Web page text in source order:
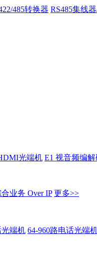
485转换器 RS485集线
光端机 E1 视音频编解
业务 Over IP 更多>>
端机 64-960路电话光端